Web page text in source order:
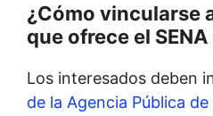
¿Cómo vincularse
que ofrece el
Los interesados deben
de la Agencia Pública de